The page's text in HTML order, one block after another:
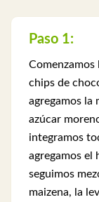
Paso 1:
Comenzamos
chips de
agregamos la
azúcar
integramos
agregamos el
seguimos
maizena, la